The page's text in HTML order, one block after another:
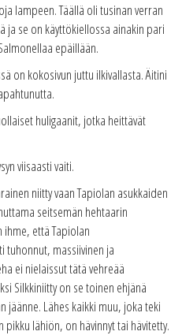
lampeen. Täällä oli tusinan verran
ja se on käyttökiellossa ainakin pari
epäillään.
on kokosivun juttu ilkivallasta. Äitini
huligaanit, jotka heittävät
viisaasti vaiti.
niitty vaan Tapiolan asukkaiden
seitsemän hehtaarin
ihme, että Tapiolan
tuhonnut, massiivinen ja
ei nielaissut tätä vehreää
Silkkiniitty on se toinen ehjänä
jäänne. Lähes kaikki muu, joka teki
lähiön, on hävinnyt tai hävitetty.